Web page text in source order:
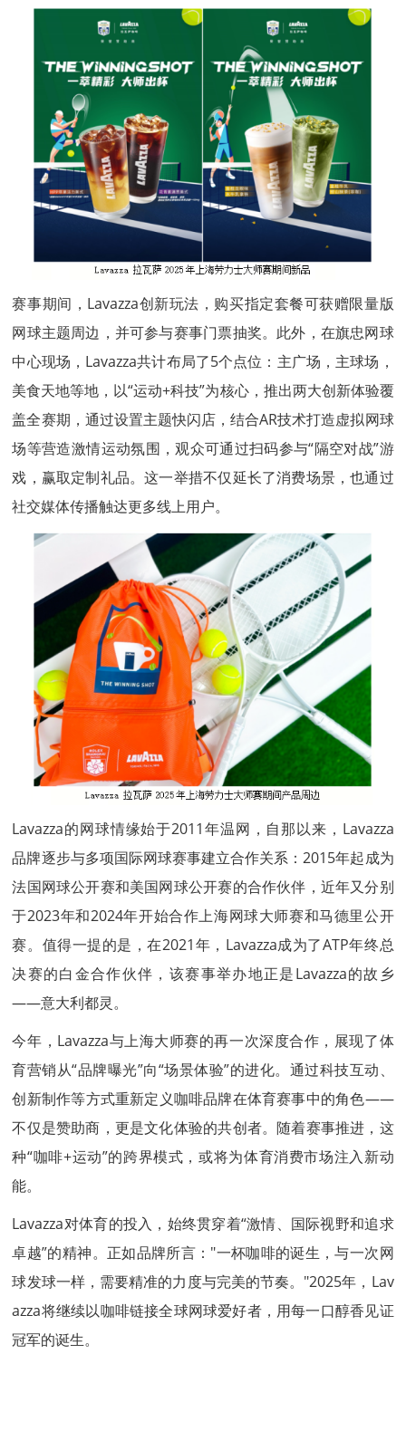
赛事期间，Lavazza创新玩法，购买指定套餐可获赠限量版
网球主题周边，并可参与赛事门票抽奖。此外，在旗忠网球
中心现场，Lavazza共计布局了5个点位：主广场，主球场，
美食天地等地，以“运动+科技”为核心，推出两大创新体验覆
盖全赛期，通过设置主题快闪店，结合AR技术打造虚拟网球
场等营造激情运动氛围，观众可通过扫码参与“隔空对战”游
戏，赢取定制礼品。这一举措不仅延长了消费场景，也通过
社交媒体传播触达更多线上用户。
Lavazza的网球情缘始于2011年温网，自那以来，Lavazza
品牌逐步与多项国际网球赛事建立合作关系：2015年起成为
法国网球公开赛和美国网球公开赛的合作伙伴，近年又分别
于2023年和2024年开始合作上海网球大师赛和马德里公开
赛。值得一提的是，在2021年，Lavazza成为了ATP年终总
决赛的白金合作伙伴，该赛事举办地正是Lavazza的故乡
——意大利都灵。
今年，Lavazza与上海大师赛的再一次深度合作，展现了体
育营销从“品牌曝光”向“场景体验”的进化。通过科技互动、
创新制作等方式重新定义咖啡品牌在体育赛事中的角色——
不仅是赞助商，更是文化体验的共创者。随着赛事推进，这
种“咖啡+运动”的跨界模式，或将为体育消费市场注入新动
能。
Lavazza对体育的投入，始终贯穿着“激情、国际视野和追求
卓越”的精神。正如品牌所言："一杯咖啡的诞生，与一次网
球发球一样，需要精准的力度与完美的节奏。"2025年，Lav
azza将继续以咖啡链接全球网球爱好者，用每一口醇香见证
冠军的诞生。